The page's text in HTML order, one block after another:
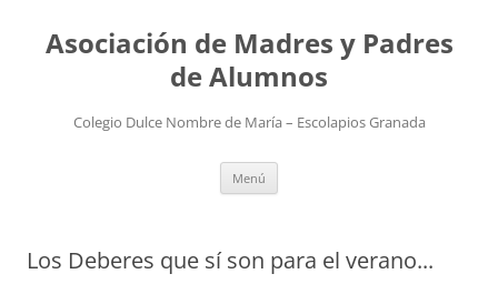
contenido
Asociación de Madres y Padres
de Alumnos
Colegio Dulce Nombre de María – Escolapios Granada
Menú
Los Deberes que sí son para el verano...